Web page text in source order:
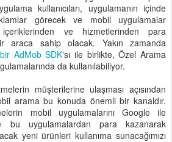
kullanıcıları, uygulamanın içinde
görecek ve mobil uygulamalar
içeriklerinden ve hizmetlerinden para
araca sahip olacak. Yakın zamanda
AdMob SDK'sı ile birlikte, Özel Arama
da kullanılabiliyor.
müşterilerine ulaşması açısından
arama bu konuda önemli bir kanaldır.
mobil uygulamalarını Google ile
bu uygulamalardan para kazanarak
yeni ürünleri kullanıma sunacağımızı